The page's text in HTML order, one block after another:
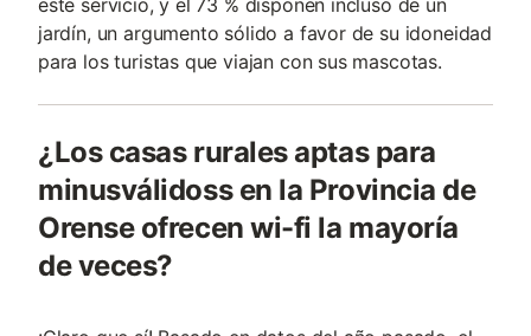
este servicio, y el 73 % disponen incluso de un
jardín, un argumento sólido a favor de su idoneidad
para los turistas que viajan con sus mascotas.
¿Los casas rurales aptas para
minusválidoss en la Provincia de
Orense ofrecen wi-fi la mayoría
de veces?